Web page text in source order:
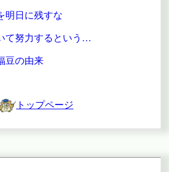
明日に残すな
て努力するという…
豆の由来
トップページ